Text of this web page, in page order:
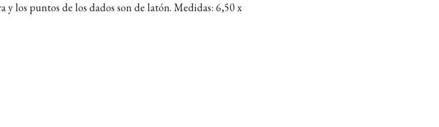
y los puntos de los dados son de latón. Medidas: 6,50 x